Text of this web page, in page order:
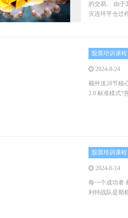
的交易。 由于
灾连环平仓过
股票培训课程
2024-8-24
额外送28节核
2.0 标准模式?
股票培训课程
2024-6-14
每一个成功者
利特战队是期